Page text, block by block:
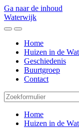
Ga naar de inhoud
Waterwijk
Toggle
mobiele
menu
Toggle
het
zoekveld
Home
Huizen in de
Geschiedenis
Buurtgroep
Contact
Home
Huizen in de